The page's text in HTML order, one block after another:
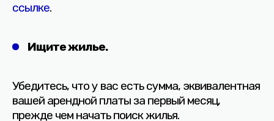
ссылке.
Ищите жилье.
Убедитесь, что у вас есть сумма, эквивалентная
вашей арендной платы за первый месяц,
прежде чем начать поиск жилья.